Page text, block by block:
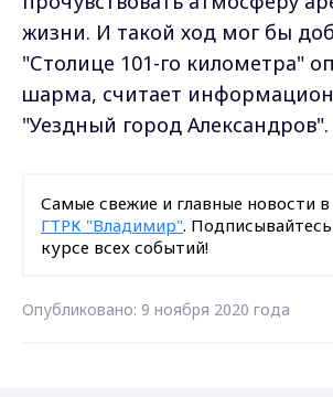
жизни. И такой ход мог бы
"Столице 101-го километра"
шарма, считает
"Уездный город
Самые свежие и главные новости
ГТРК "Владимир".
курсе всех событий!
Опубликовано: 9 ноября 2020 года